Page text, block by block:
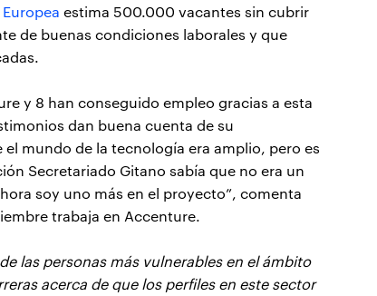
estima 500.000 vacantes sin cubrir
de buenas condiciones laborales y que
y 8 han conseguido empleo gracias a esta
dan buena cuenta de su
mundo de la tecnología era amplio, pero es
Secretariado Gitano sabía que no era un
soy uno más en el proyecto”, comenta
trabaja en Accenture.
las personas más vulnerables en el ámbito
acerca de que los perfiles en este sector